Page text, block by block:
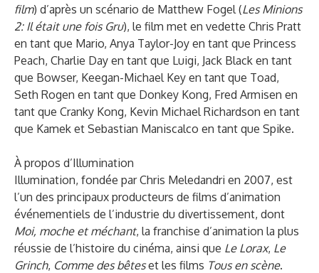
film) d’après un scénario de Matthew Fogel (Les Minions
2: Il était une fois Gru), le film met en vedette Chris Pratt
en tant que Mario, Anya Taylor-Joy en tant que Princess
Peach, Charlie Day en tant que Luigi, Jack Black en tant
que Bowser, Keegan-Michael Key en tant que Toad,
Seth Rogen en tant que Donkey Kong, Fred Armisen en
tant que Cranky Kong, Kevin Michael Richardson en tant
que Kamek et Sebastian Maniscalco en tant que Spike.
À propos d’Illumination
Illumination, fondée par Chris Meledandri en 2007, est
l’un des principaux producteurs de films d’animation
événementiels de l’industrie du divertissement, dont
Moi, moche et méchant, la franchise d’animation la plus
réussie de l’histoire du cinéma, ainsi que Le Lorax, Le
Grinch, Comme des bêteset les films Tous en scène.